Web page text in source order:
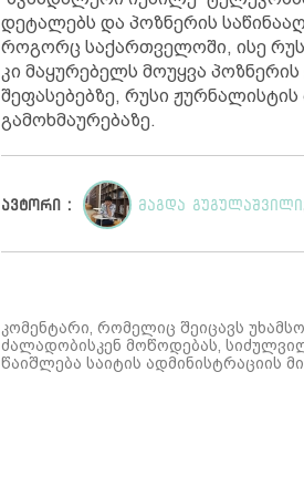
დეტალებს და პოზნერის
როგორც საქართველოში, ისე
კი მაყურებელს მოუყვა
შეფასებებზე, რუსი
გამოხმაურებაზე.
ავტორი : მაგდა გუგულაშვილი
კომენტარი, რომელიც შეიცავს
ძალადობისკენ მოწოდებას,
წაიშლება საიტის ადმინისტრაციის